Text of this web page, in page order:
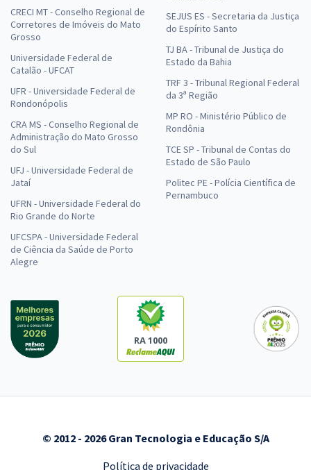
CRECI MT - Conselho Regional de
Corretores de Imóveis do Mato
Grosso
Universidade Federal de
Catalão - UFCAT
UFR - Universidade Federal de
Rondonópolis
CRA MS - Conselho Regional de
Administração do Mato Grosso
do Sul
UFJ - Universidade Federal de
Jataí
UFRN - Universidade Federal do
Rio Grande do Norte
UFCSPA - Universidade Federal
de Ciência da Saúde de Porto
Alegre
SEJUS ES - Secretaria da Justiça
do Espírito Santo
TJ BA - Tribunal de Justiça do
Estado da Bahia
TRF 3 - Tribunal Regional Federal
da 3ª Região
MP RO - Ministério Público de
Rondônia
TCE SP - Tribunal de Contas do
Estado de São Paulo
Politec PE - Polícia Científica de
Pernambuco
RA 1000
© 2012 - 2026 Gran Tecnologia e Educação S/A
Política de privacidade